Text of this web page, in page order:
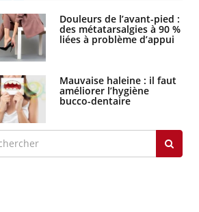
Douleurs de l’avant-pied :
des métatarsalgies à 90 %
liées à problème d’appui
Mauvaise haleine : il faut
améliorer l’hygiène
bucco-dentaire